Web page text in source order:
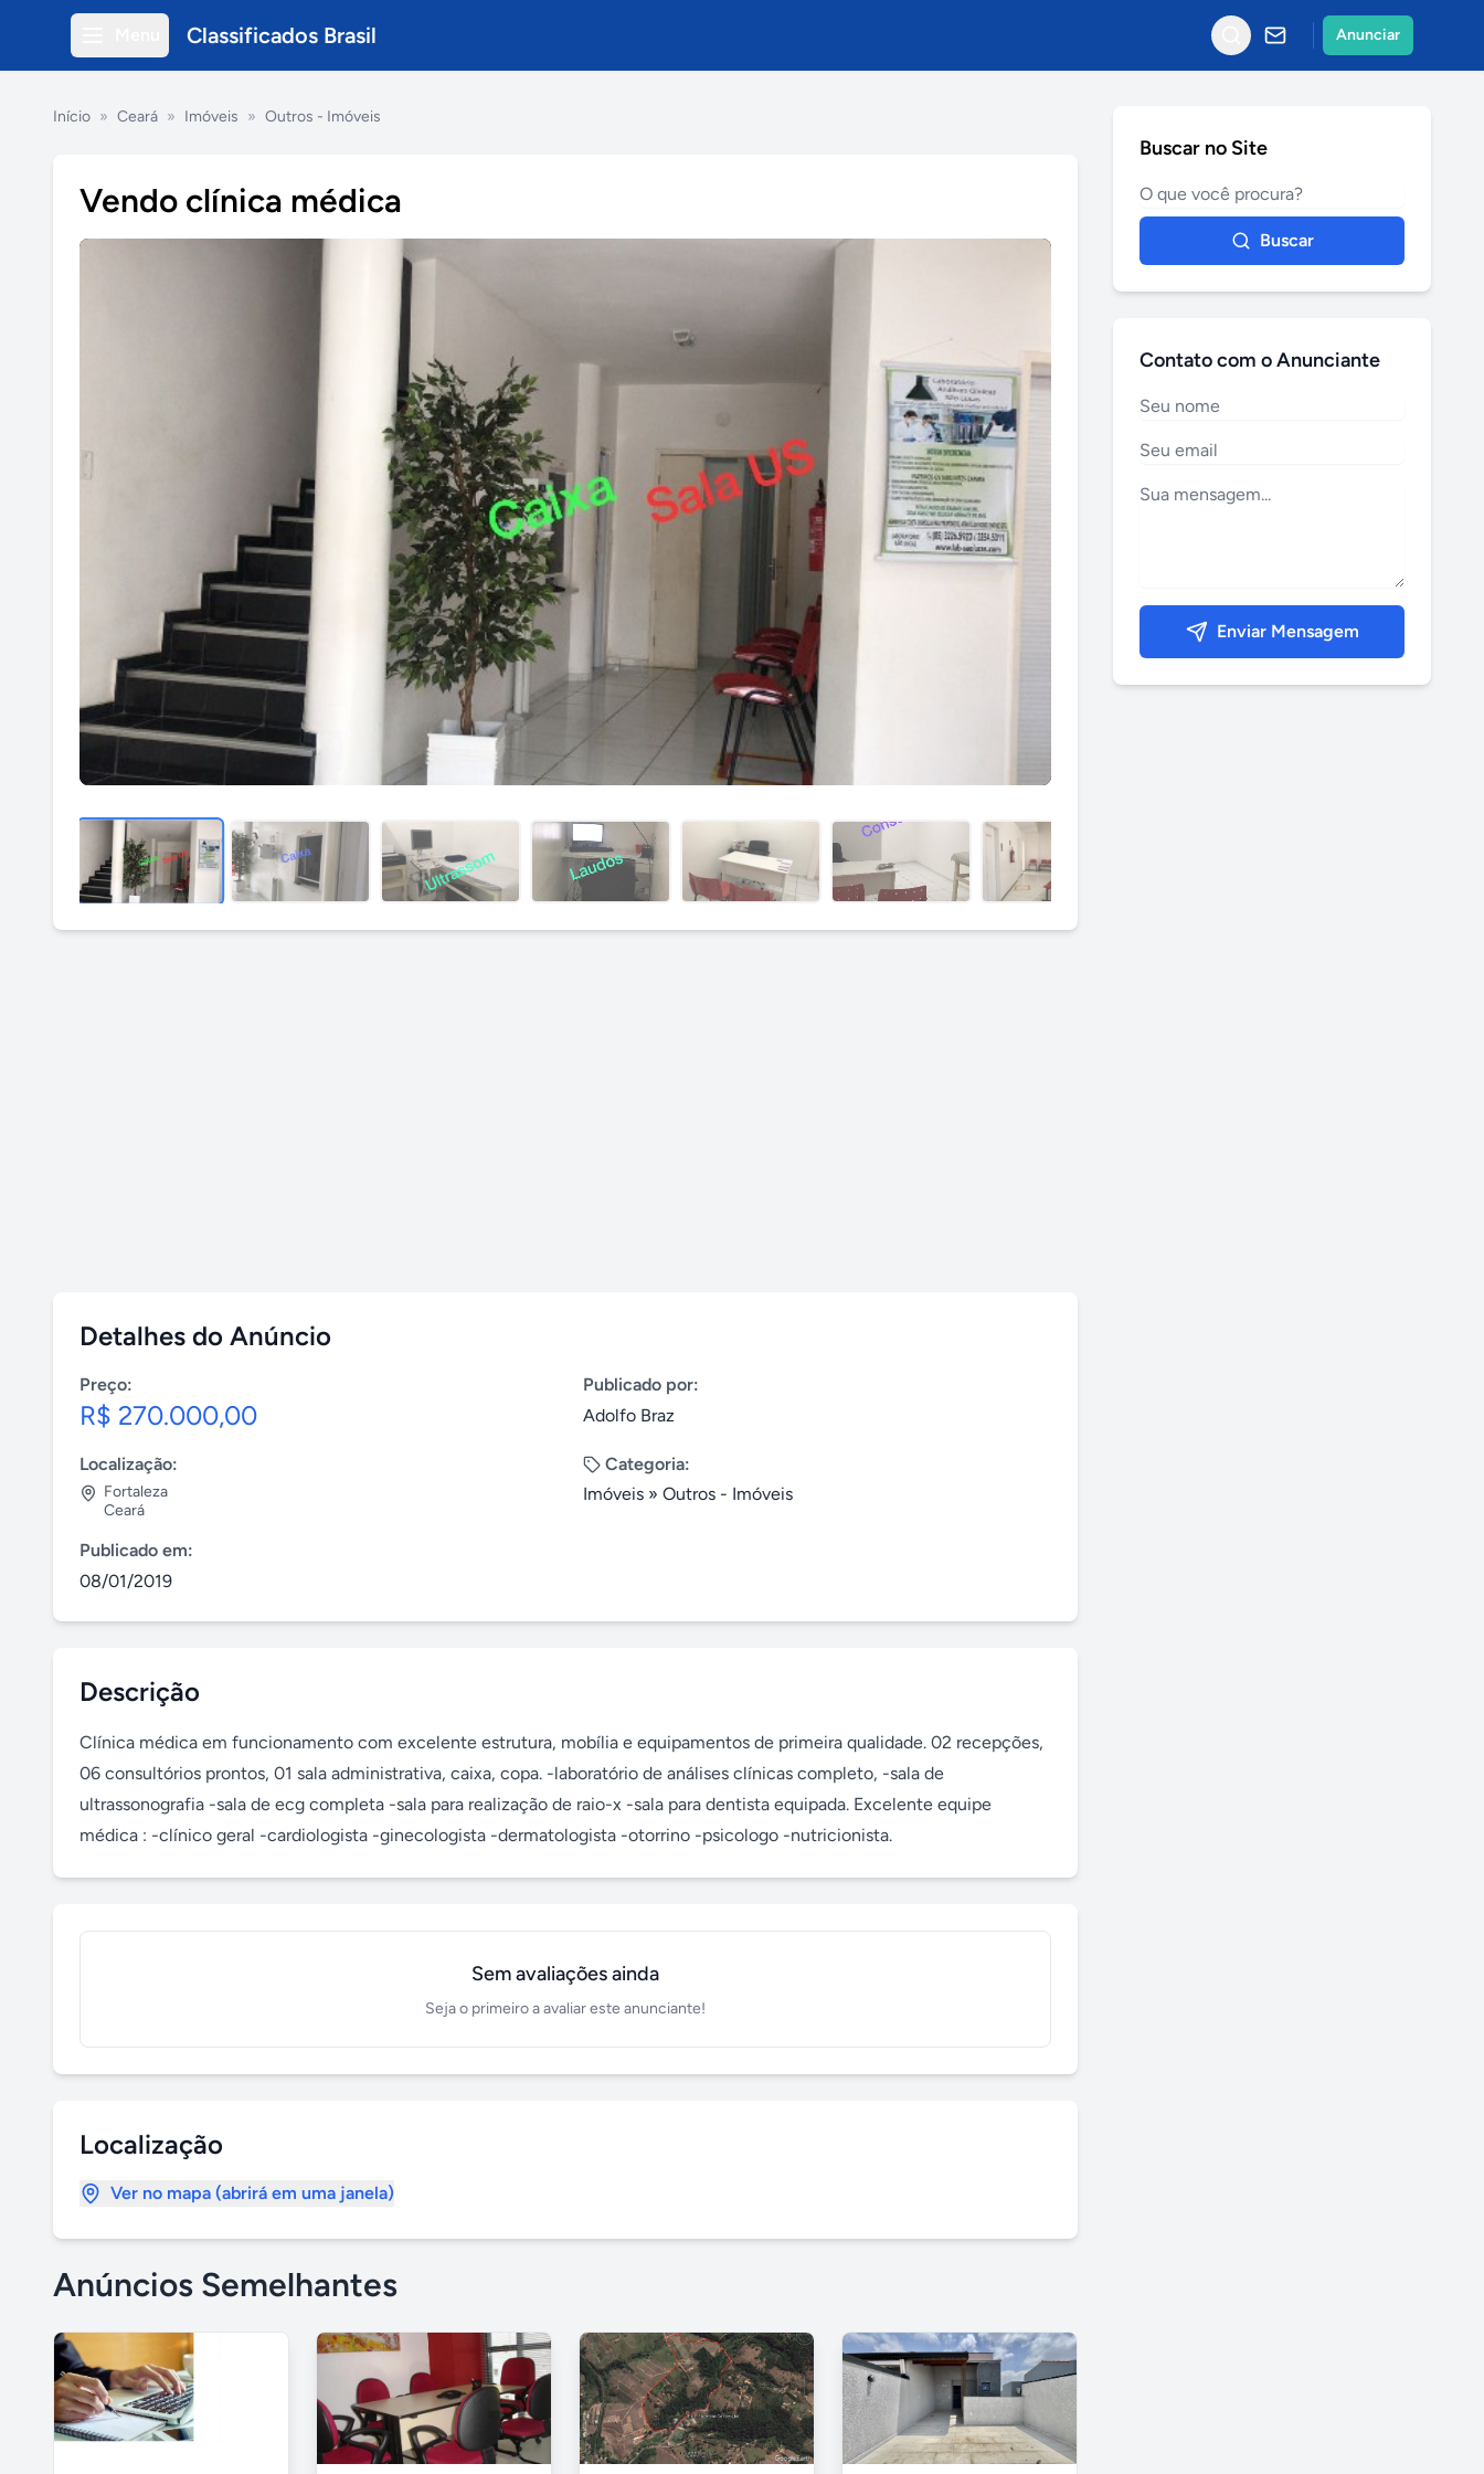
Classificados Brasil Anunciar
Início » Ceará » Imóveis » Outros - Imóveis
Vendo clínica médica
Detalhes do Anúncio
Preço:
R$ 270.000,00
Publicado por:
Adolfo Braz
Localização:
Fortaleza
Ceará
Categoria:
Imóveis » Outros - Imóveis
Publicado em:
08/01/2019
Descrição
Clínica médica em funcionamento com excelente estrutura, mobília e equipamentos de primeira qualidade. 02 recepções,
06 consultórios prontos, 01 sala administrativa, caixa, copa. -laboratório de análises clínicas completo, -sala de
ultrassonografia -sala de ecg completa -sala para realização de raio-x -sala para dentista equipada. Excelente equipe
médica : -clínico geral -cardiologista -ginecologista -dermatologista -otorrino -psicologo -nutricionista.
Sem avaliações ainda
Seja o primeiro a avaliar este anunciante!
Localização
Ver no mapa (abrirá em uma janela)
Anúncios Semelhantes
Buscar no Site
Buscar
Contato com o Anunciante
Enviar Mensagem